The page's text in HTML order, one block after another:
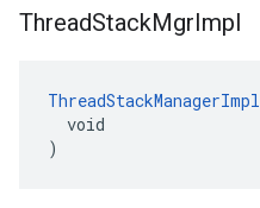
ThreadStackMgrImpl
ThreadStackManagerImpl
  void
)